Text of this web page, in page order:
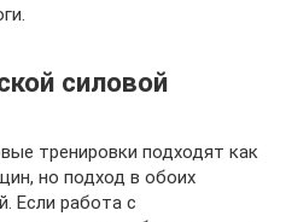
силовой
тренировки подходят как
но подход в обоих
Если работа с